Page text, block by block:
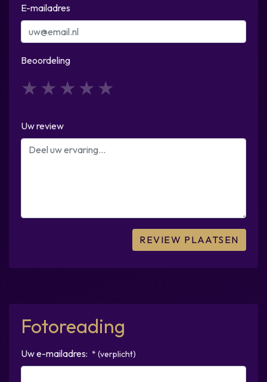
E-mailadres
Beoordeling
4
3
2
1
Uw review
Fotoreading
Uw e-mailadres: * (verplicht)